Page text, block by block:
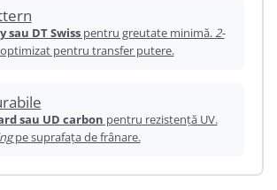
sau DT Swisspentru greutate minimă. 2-
pentru transfer putere.
sau UD carbon pentru rezistență UV.
pe suprafața de frânare.